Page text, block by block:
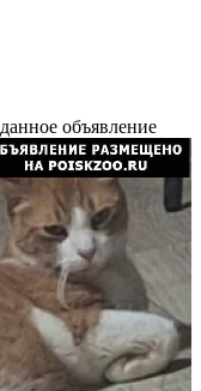
данное объявление